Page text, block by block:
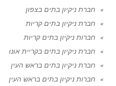
חברת ניקיון בתים בצפון
חברת ניקיון בתים קריות
חברות ניקיון בתים קריות
חברת ניקיון בתים בקריית אונו
חברת ניקיון בתים בראש העין
חברות ניקיון בתים בראש העין